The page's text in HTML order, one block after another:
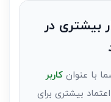
بیشتری در
با عنوانکاربر
بیشتری برای